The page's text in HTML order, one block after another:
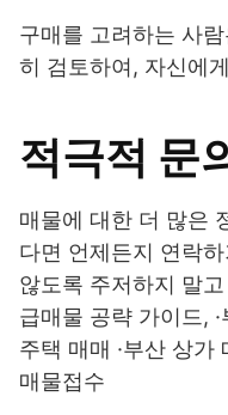
구매를 고려하는 사
히 검토하여, 자신에
적극적 문
매물에 대한 더 많은
다면 언제든지 연락
않도록 주저하지 말
급매물 공략 가이드,
주택 매매 ·부산 상가
매물접수